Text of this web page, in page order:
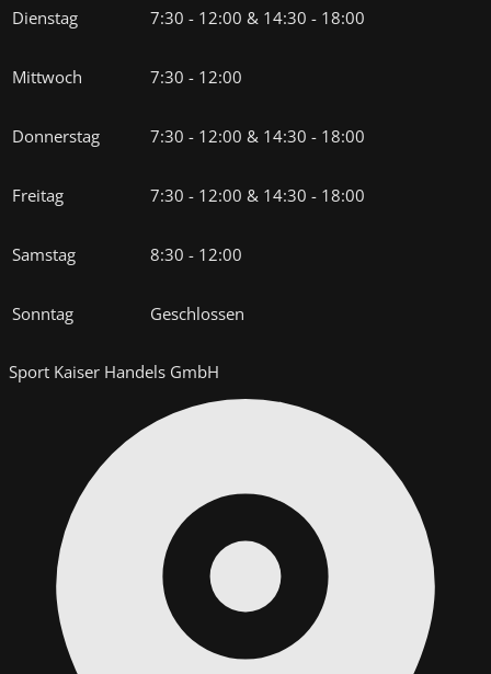
Dienstag 7:30 - 12:00 & 14:30 - 18:00
Mittwoch 7:30 - 12:00
Donnerstag 7:30 - 12:00 & 14:30 - 18:00
Freitag 7:30 - 12:00 & 14:30 - 18:00
Samstag 8:30 - 12:00
Sonntag Geschlossen
Sport Kaiser Handels GmbH